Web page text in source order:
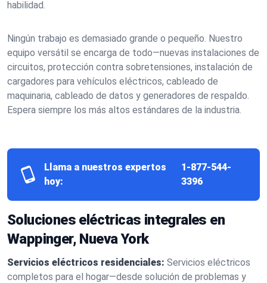
habilidad.
Ningún trabajo es demasiado grande o pequeño. Nuestro
equipo versátil se encarga de todo—nuevas instalaciones de
circuitos, protección contra sobretensiones, instalación de
cargadores para vehículos eléctricos, cableado de
maquinaria, cableado de datos y generadores de respaldo.
Espera siempre los más altos estándares de la industria.
Llama a nuestros expertos
hoy:
1-877-544-
3396
Soluciones eléctricas integrales en
Wappinger, Nueva York
Servicios eléctricos residenciales: Servicios eléctricos
completos para el hogar—desde solución de problemas y